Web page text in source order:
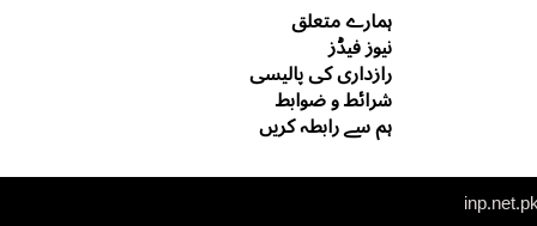
ہمارے متعلق
نیوز فیڈز
رازداری کی پالیسی
شرائط و ضوابط
ہم سے رابطہ کریں